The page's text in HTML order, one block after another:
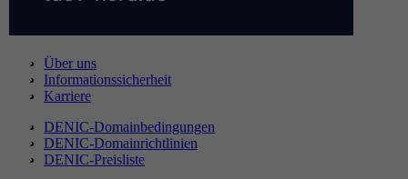
Über uns
Informationssicherheit
Karriere
DENIC-Domainbedingungen
DENIC-Domainrichtlinien
DENIC-Preisliste